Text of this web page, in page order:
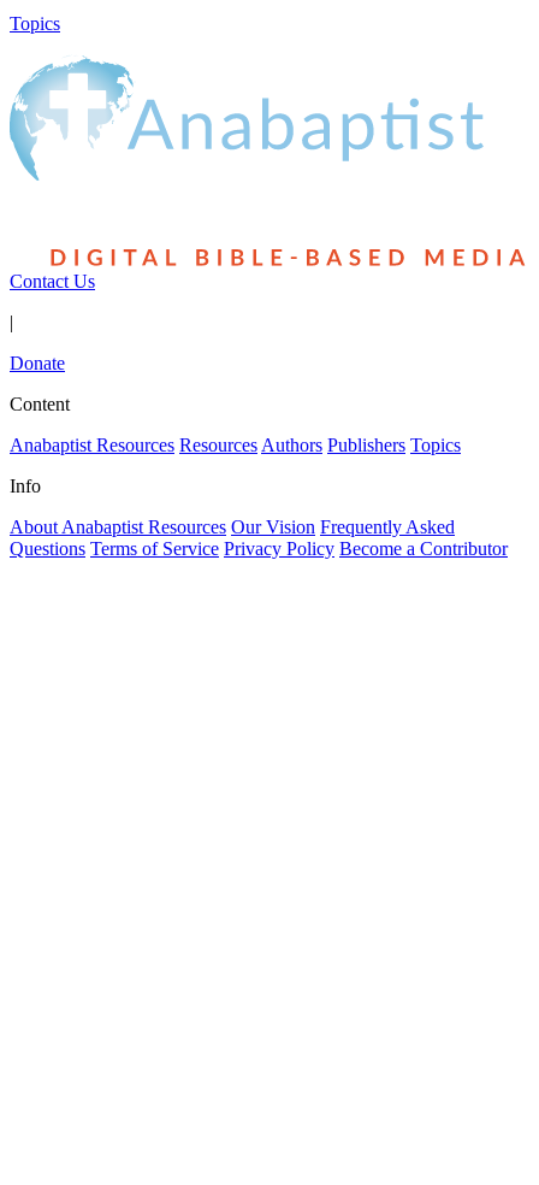
Topics
Contact Us
|
Donate
Content
Anabaptist Resources Resources Authors Publishers Topics
Info
About Anabaptist Resources Our Vision Frequently Asked
Questions Terms of Service Privacy Policy Become a Contributor